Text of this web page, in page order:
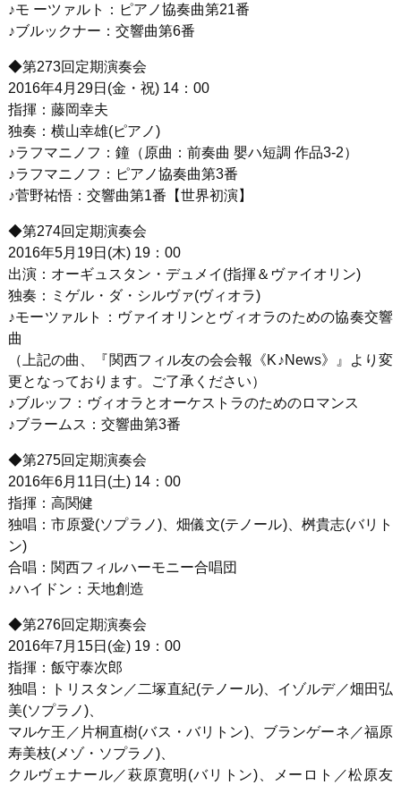
♪モ ーツァルト：ピアノ協奏曲第21番
♪ブルックナー：交響曲第6番
◆第273回定期演奏会
2016年4月29日(金・祝) 14：00
指揮：藤岡幸夫
独奏：横山幸雄(ピアノ)
♪ラフマニノフ：鐘（原曲：前奏曲 嬰ハ短調 作品3-2）
♪ラフマニノフ：ピアノ協奏曲第3番
♪菅野祐悟：交響曲第1番【世界初演】
◆第274回定期演奏会
2016年5月19日(木) 19：00
出演：オーギュスタン・デュメイ(指揮＆ヴァイオリン)
独奏：ミゲル・ダ・シルヴァ(ヴィオラ)
♪モーツァルト：ヴァイオリンとヴィオラのための協奏交響
曲
（上記の曲、『関西フィル友の会会報《K♪News》』より変
更となっております。ご了承ください）
♪ブルッフ：ヴィオラとオーケストラのためのロマンス
♪ブラームス：交響曲第3番
◆第275回定期演奏会
2016年6月11日(土) 14：00
指揮：高関健
独唱：市原愛(ソプラノ)、畑儀文(テノール)、桝貴志(バリト
ン)
合唱：関西フィルハーモニー合唱団
♪ハイドン：天地創造
◆第276回定期演奏会
2016年7月15日(金) 19：00
指揮：飯守泰次郎
独唱：トリスタン／二塚直紀(テノール)、イゾルデ／畑田弘
美(ソプラノ)、
マルケ王／片桐直樹(バス・バリトン)、ブランゲーネ／福原
寿美枝(メゾ・ソプラノ)、
クルヴェナール／萩原寛明(バリトン)、メーロト／松原友